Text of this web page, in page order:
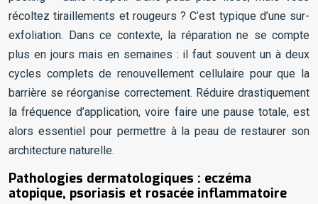
récoltez tiraillements et rougeurs ? C’est typique d’une sur-
exfoliation. Dans ce contexte, la réparation ne se compte
plus en jours mais en semaines : il faut souvent un à deux
cycles complets de renouvellement cellulaire pour que la
barrière se réorganise correctement. Réduire drastiquement
la fréquence d’application, voire faire une pause totale, est
alors essentiel pour permettre à la peau de restaurer son
architecture naturelle.
Pathologies dermatologiques : eczéma
atopique, psoriasis et rosacée inflammatoire